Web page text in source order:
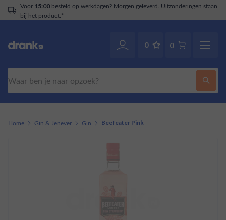
Voor 15:00besteld op werkdagen? Morgen geleverd. Uitzonderingen staan
bij het product.*
0 0
Home Gin & Jenever Gin Beefeater Pink